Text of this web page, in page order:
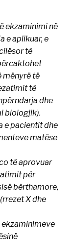
ekzaminimi në
e aplikuar, e
të
mënyrë të
të
dhe
biologjik).
e pacientit dhe
matëse
të aprovuar
për
bërthamore,
X dhe